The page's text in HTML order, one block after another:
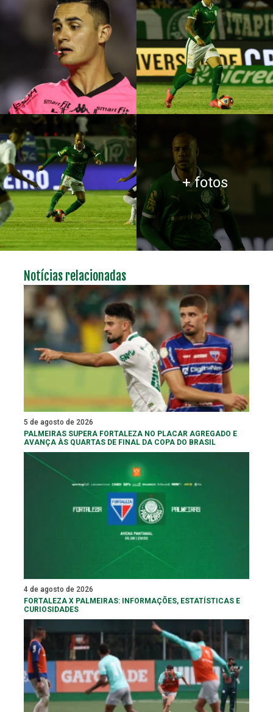
+ fotos
Notícias relacionadas
5 de agosto de 2026
PALMEIRAS SUPERA FORTALEZA NO PLACAR AGREGADO E
AVANÇA ÀS QUARTAS DE FINAL DA COPA DO BRASIL
4 de agosto de 2026
FORTALEZA X PALMEIRAS: INFORMAÇÕES, ESTATÍSTICAS E
CURIOSIDADES